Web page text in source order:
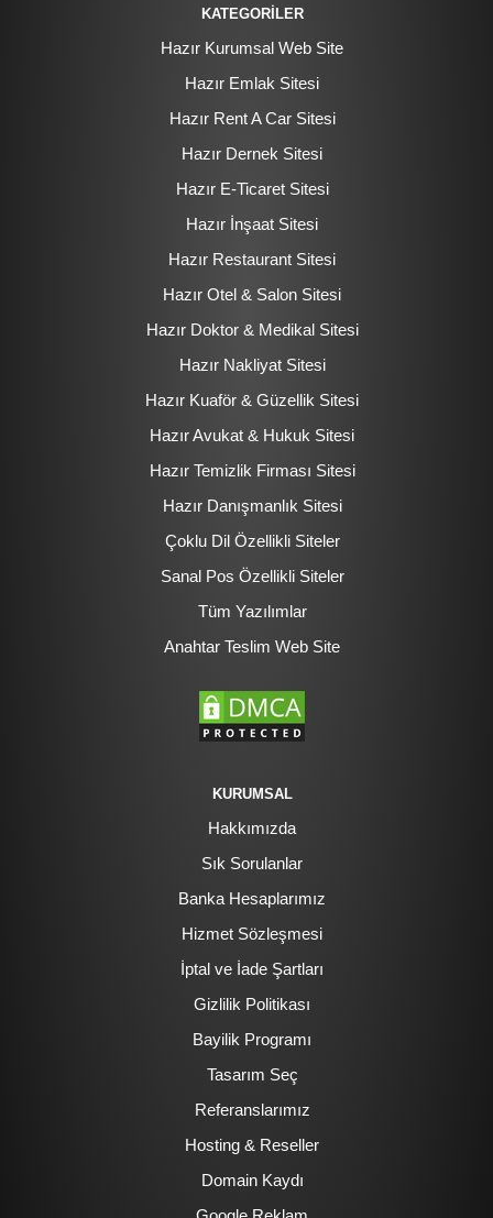
KATEGORİLER
Hazır Kurumsal Web Site
Hazır Emlak Sitesi
Hazır Rent A Car Sitesi
Hazır Dernek Sitesi
Hazır E-Ticaret Sitesi
Hazır İnşaat Sitesi
Hazır Restaurant Sitesi
Hazır Otel & Salon Sitesi
Hazır Doktor & Medikal Sitesi
Hazır Nakliyat Sitesi
Hazır Kuaför & Güzellik Sitesi
Hazır Avukat & Hukuk Sitesi
Hazır Temizlik Firması Sitesi
Hazır Danışmanlık Sitesi
Çoklu Dil Özellikli Siteler
Sanal Pos Özellikli Siteler
Tüm Yazılımlar
Anahtar Teslim Web Site
KURUMSAL
Hakkımızda
Sık Sorulanlar
Banka Hesaplarımız
Hizmet Sözleşmesi
İptal ve İade Şartları
Gizlilik Politikası
Bayilik Programı
Tasarım Seç
Referanslarımız
Hosting & Reseller
Domain Kaydı